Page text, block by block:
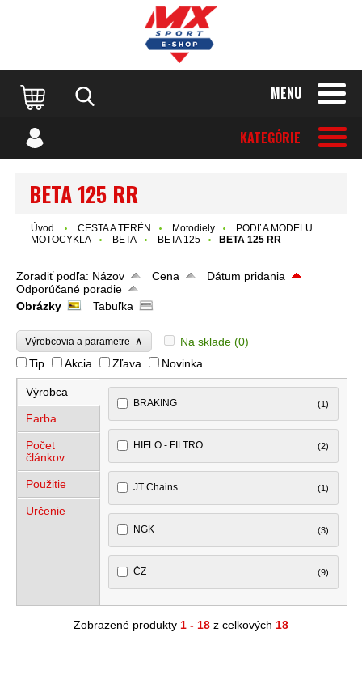
MENU
KATEGÓRIE
BETA 125 RR
Úvod CESTA A TERÉN Motodiely
PODĽA MODELU
MOTOCYKLA
BETA BETA 125 BETA 125 RR
Zoradiť podľa: Názov Cena
Dátum pridania
Odporúčané poradie
Obrázky
Tabuľka
Výrobcovia a parametre ∧ Na sklade (0)
Tip
Akcia Zľava Novinka
Výrobca
Farba
Počet
článkov
Použitie
Určenie
BRAKING (1)
HIFLO - FILTRO (2)
JT Chains (1)
NGK (3)
ČZ (9)
Zobrazené produkty 1 - 18 z celkových 18